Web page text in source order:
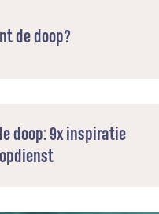
de doop?
doop: 9x inspiratie